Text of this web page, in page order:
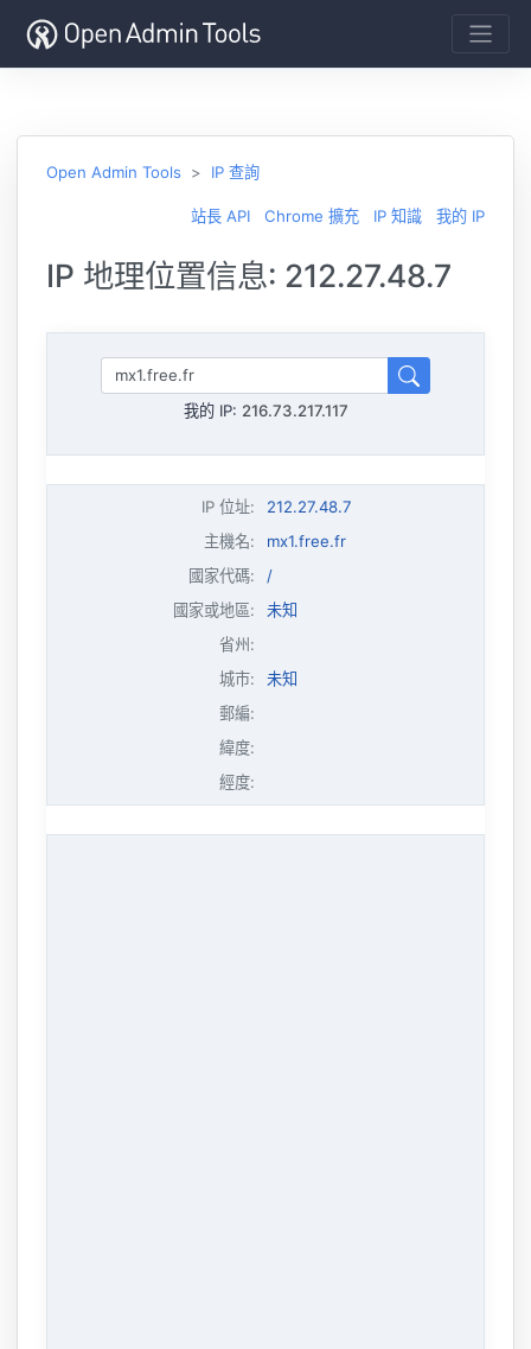
Open Admin Tools IP 查詢
站長 API Chrome 擴充 IP 知識 我的 IP
IP 地理位置信息: 212.27.48.7
我的 IP: 216.73.217.117
IP 位址:
212.27.48.7
主機名:
mx1.free.fr
國家代碼:
/
國家或地區:
未知
省州:
城市:
未知
郵編:
緯度:
經度: